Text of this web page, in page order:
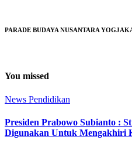
PARADE BUDAYA NUSANTARA
You missed
News Pendidikan
Presiden Prabowo Subianto :
Digunakan Untuk Mengakhiri